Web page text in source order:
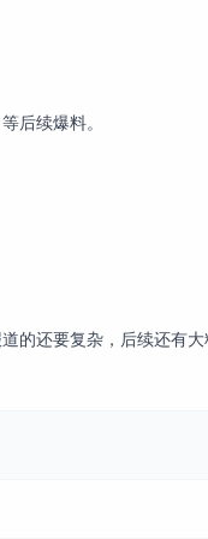
后续爆料。
的还要复杂，后续还有